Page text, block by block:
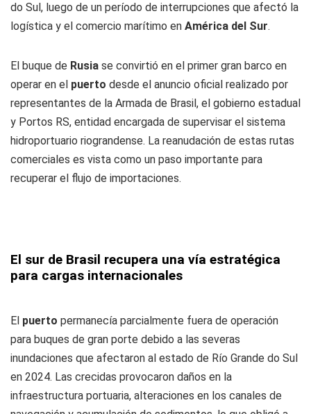
do Sul, luego de un período de interrupciones que afectó la
logística y el comercio marítimo en América del Sur.
El buque de Rusia se convirtió en el primer gran barco en
operar en el puerto desde el anuncio oficial realizado por
representantes de la Armada de Brasil, el gobierno estadual
y Portos RS, entidad encargada de supervisar el sistema
hidroportuario riograndense. La reanudación de estas rutas
comerciales es vista como un paso importante para
recuperar el flujo de importaciones.
El sur de Brasil recupera una vía estratégica
para cargas internacionales
El puerto permanecía parcialmente fuera de operación
para buques de gran porte debido a las severas
inundaciones que afectaron al estado de Río Grande do Sul
en 2024. Las crecidas provocaron daños en la
infraestructura portuaria, alteraciones en los canales de